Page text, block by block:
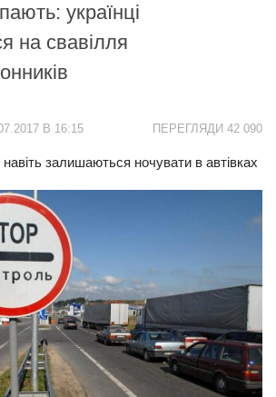
українці
на свавілля
ПЕРЕГЛЯДИ 42 090
В 16:15
залишаються ночувати в автівках